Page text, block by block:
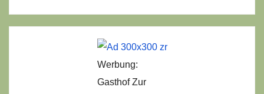
Werbung:
Gasthof Zur